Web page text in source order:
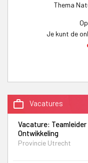
Thema
Je kunt de
work_outline Vacatures
Vacature:
Ontwikkeling
Provincie Utrecht